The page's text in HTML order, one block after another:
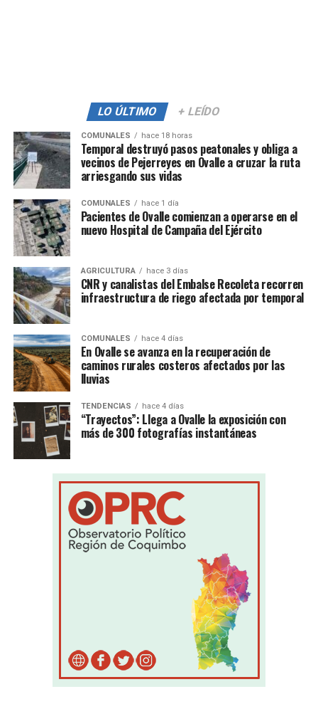
LO ÚLTIMO + LEÍDO
COMUNALES hace 18 horas
Temporal destruyó pasos peatonales y obliga a
vecinos de Pejerreyes en Ovalle a cruzar la ruta
arriesgando sus vidas
COMUNALES hace 1 día
Pacientes de Ovalle comienzan a operarse en el
nuevo Hospital de Campaña del Ejército
AGRICULTURA hace 3 días
CNR y canalistas del Embalse Recoleta recorren
infraestructura de riego afectada por temporal
COMUNALES hace 4 días
En Ovalle se avanza en la recuperación de
caminos rurales costeros afectados por las
lluvias
TENDENCIAS hace 4 días
“Trayectos”: Llega a Ovalle la exposición con
más de 300 fotografías instantáneas